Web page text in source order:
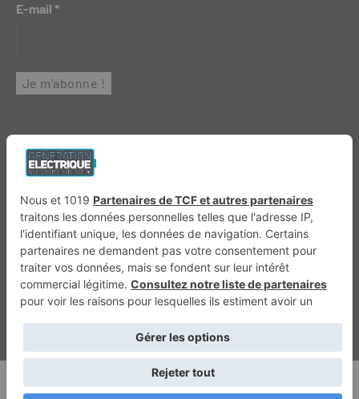
E-mail *
Enduro Mag Trail Adventure Trial Mag Sport-Bikes
Boutique CPPRESSE Maisons A Vivre
Retour en haut